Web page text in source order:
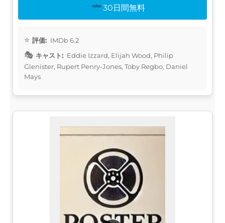
30日間無料
評価: IMDb 6.2
キャスト: Eddie Izzard, Elijah Wood, Philip
Glenister, Rupert Penry-Jones, Toby Regbo, Daniel
Mays